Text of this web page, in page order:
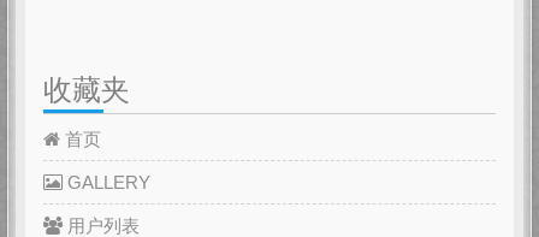
收藏夹
首页
GALLERY
用户列表